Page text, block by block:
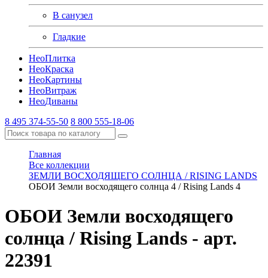
В санузел
Гладкие
НеоПлитка
НеоКраска
НеоКартины
НеоВитраж
НеоДиваны
8 495 374-55-50 8 800 555-18-06
Главная
Все коллекции
ЗЕМЛИ ВОСХОДЯЩЕГО СОЛНЦА / RISING LANDS
ОБОИ Земли восходящего солнца 4 / Rising Lands 4
ОБОИ Земли восходящего
солнца / Rising Lands - арт.
22391